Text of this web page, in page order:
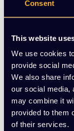
Consent
This website
We use cookies
provide social
We also share
our social media,
may combine it
provided to them
of their services.